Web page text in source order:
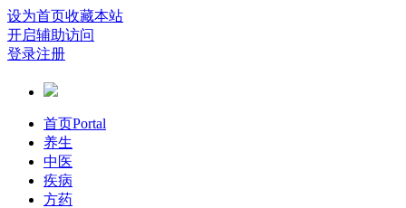
设为首页收藏本站
开启辅助访问
登录注册
首页Portal
养生
中医
疾病
方药